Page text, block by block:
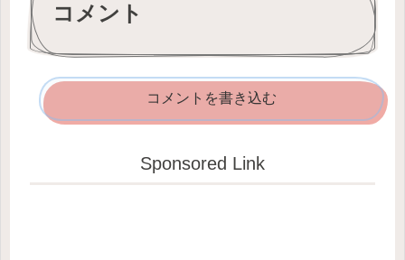
コメント
コメントを書き込む
Sponsored Link